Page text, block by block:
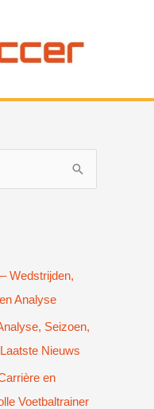
Wedstrijden,
Analyse
Seizoen,
Nieuws
en
Voetbaltrainer